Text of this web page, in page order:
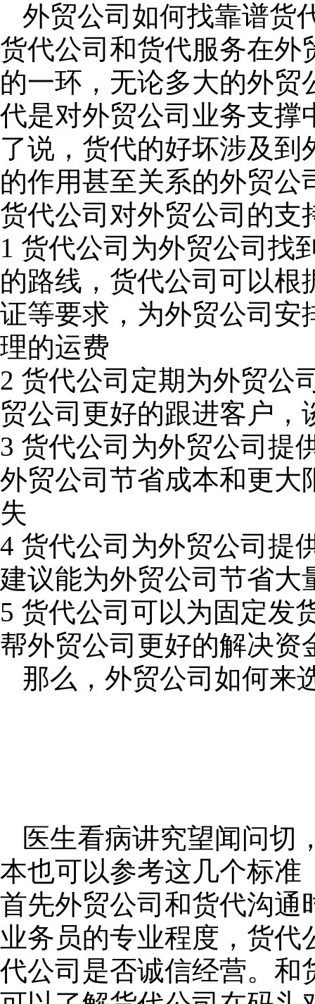
外贸公司如何找靠谱货
货代公司 和货代服务在外
的一环，无论多大的外
代是对外贸公司业务支撑
了说，货代的好坏涉及
的作用甚至关系的外贸公
货代公司对外贸公司的支
1 货代公司为外贸公司找
的路线，货代公司可以
证等要求，为外贸公司安
理的运费
2 货代公司定期为外贸公
贸公司更好的跟进客户，
3 货代公司为外贸公司提
外贸公司节省成本和更大
失
4 货代公司为外贸公司提
建议能为外贸公司节省大
5 货代公司可以为固定发
帮外贸公司更好的解决资
那么，外贸公司如何来
医生看病讲究望闻问切
本也可以参考这几个标准
首先外贸公司和货代沟通
业务员的专业程度，货
代公司是否诚信经营。和